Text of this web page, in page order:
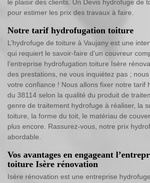
le plaisir des clients. Un Devis hydrofuge de
pour estimer les prix des travaux à faire.
Notre tarif hydrofugation toiture
L’hydrofuge de toiture à Vaujany est une
qui requiert le savoir-faire d’un couvreur
l’entreprise hydrofugation toiture Isère
des prestations, ne vous inquiétez pas ; nous
votre confiance ! Nous allons fixer notre tarif
du 38114 selon la qualité du produit de
genre de traitement hydrofuge à réaliser, la
toiture, la forme du toit, le matériau de
plus encore. Rassurez-vous, notre prix
abordable.
Vos avantages en engageant
toiture Isère rénovation
Isère rénovation est une entreprise